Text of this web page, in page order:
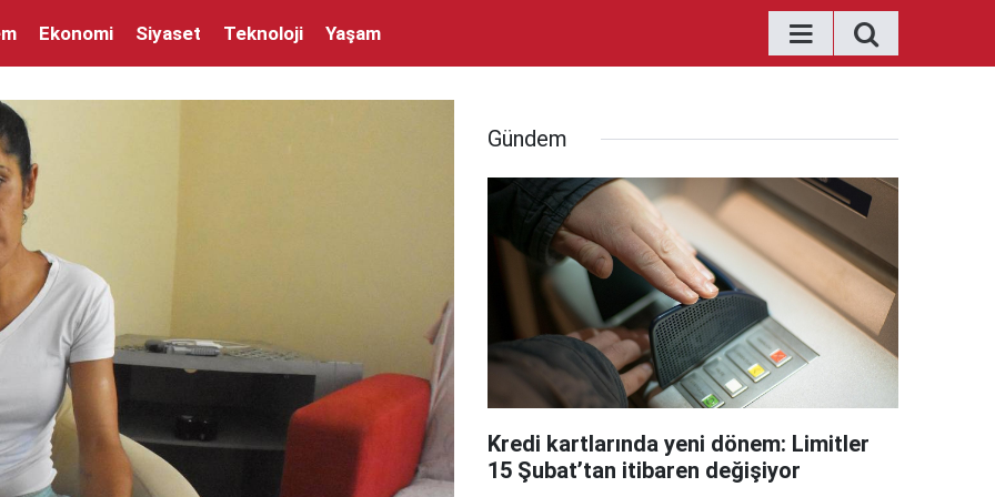
Ekonomi Siyaset Teknoloji Yaşam
Gündem
Kredi kartlarında yeni dönem: Limitler
15 Şubat’tan itibaren değişiyor